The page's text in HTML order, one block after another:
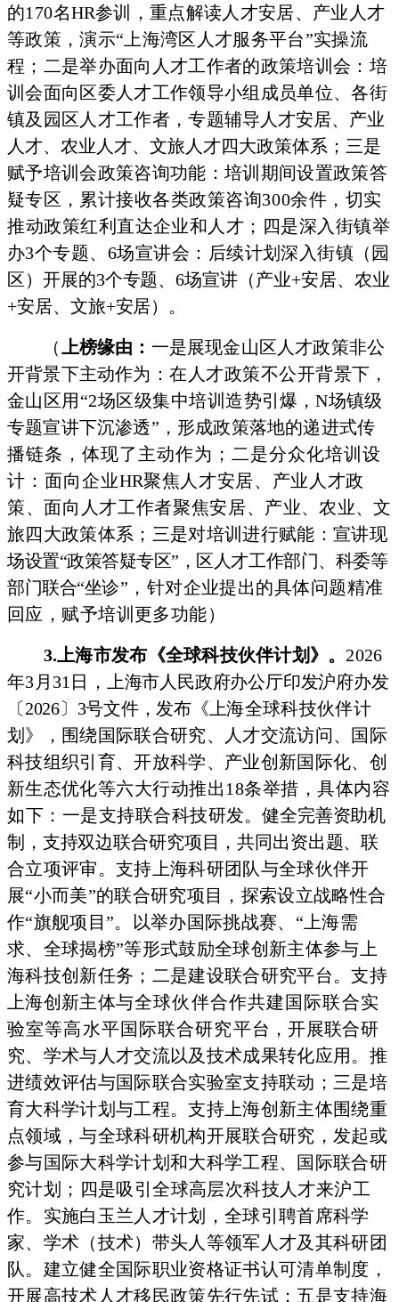
的170名HR参训
，重点解读人才安居、产业人才
等政策，演示“上海湾区人才服务平台”实操流
程；二是举办面向人才工作者的政策培训会：培
训会面向区委人才工作领导小组成员单位、各街
镇及园区人才工作者，专题辅导人才安居、产业
人才、农业人才、文旅人才四大政策体系； 三是
赋予培训会政策咨询功能：培训期间设置政策答
疑专区，累计接收各类政策咨询300余件，切实
推动政策红利直达企业和人才；四是深入街镇举
办3个专题、6场宣讲会：后续计划深入街镇（园
区）开展的3个专题、6场宣讲（产业+安居、农业
+安居、文旅+安居）。
（上榜缘由： 一是展现金山区人才政策非公
开背景下主动作为：在人才政策不公开背景下，
金山区用“2场区级集中培训造势引爆，N场镇级
专题宣讲下沉渗透”，形成政策落地的递进式传
播链条，体现了主动作为；二是分众化培训设
计：面向企业HR聚焦人才安居、产业人才政
策、面向人才工作者聚焦安居、 产业、农业、文
旅四大政策体系；三是对培训进行赋能：宣讲现
场设置“政策答疑专区”，区人才工作部门、科委等
部门联合“坐诊”，针对企业提出的具体问题精准
回应， 赋予培训更多功能）
3.上海市发布《全球科技伙伴计划》。 2026
年3月31日，
上海市人民政府办公厅印发沪府办发
〔2026〕3号文件，发布《上海全球科技伙伴计
划》，围绕国际联合研究、人才交流访问、国际
科技组织引育、开放科学、产业创新国际化、创
新生态优化等六大行动推出18条举措，具体内容
如下：一是支持联合科技研发。健全完善资助机
制，支持双边联合研究项目，共同出资出题、联
合立项评审。支持上海科研团队与全球伙伴开
展“小而美”的联合研究项目，探索设立战略性合
作“旗舰项目”。以举办国际挑战赛、“上海需
求、全球揭榜”等形式鼓励全球创新主体参与上
海科技创新任务；二是建设联合研究平台。支持
上海创新主体与全球伙伴合作共建国际联合实
验室等高水平国际联合研究平台，开展联合研
究、学术与人才交流以及技术成果转化应用。推
进绩效评估与国际联合实验室支持联动；三是培
育大科学计划与工程。支持上海创新主体围绕重
点领域，与全球科研机构开展联合研究，发起或
参与国际大科学计划和大科学工程、国际联合研
究计划；四是吸引全球高层次科技人才来沪工
作。实施白玉兰人才计划，全球引聘首席科学
家、学术（技术）带头人等领军人才及其科研团
队。建立健全国际职业资格证书认可清单制度，
开展高技术人才移民政策先行先试；五是支持海